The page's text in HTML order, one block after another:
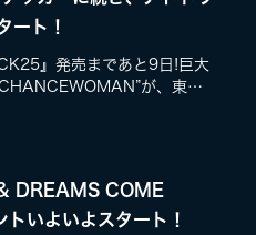
ート！
』発売まであと9日!巨大
が、東京
DREAMS COME
いよいよスタート！